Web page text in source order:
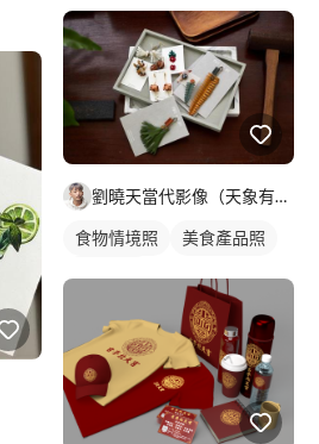
劉曉天當代影像（天象有限公司）
食物情境照
美食產品照